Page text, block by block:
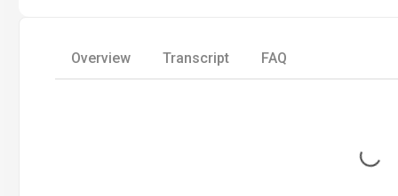
Overview Transcript FAQ
Loading...